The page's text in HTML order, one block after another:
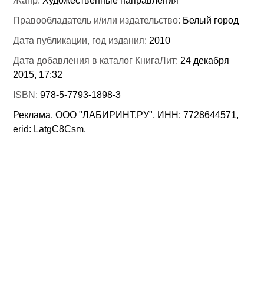
Правообладатель и/или издательство: Белый город
Дата публикации, год издания: 2010
Дата добавления в каталог КнигаЛит: 24 декабря
2015, 17:32
ISBN:978-5-7793-1898-3
Реклама. ООО "ЛАБИРИНТ.РУ", ИНН: 7728644571,
erid: LatgC8Csm.